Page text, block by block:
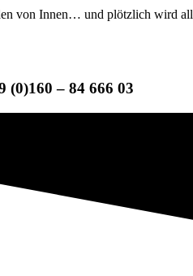
von Innen… und plötzlich wird
(0)160 – 84 666 03